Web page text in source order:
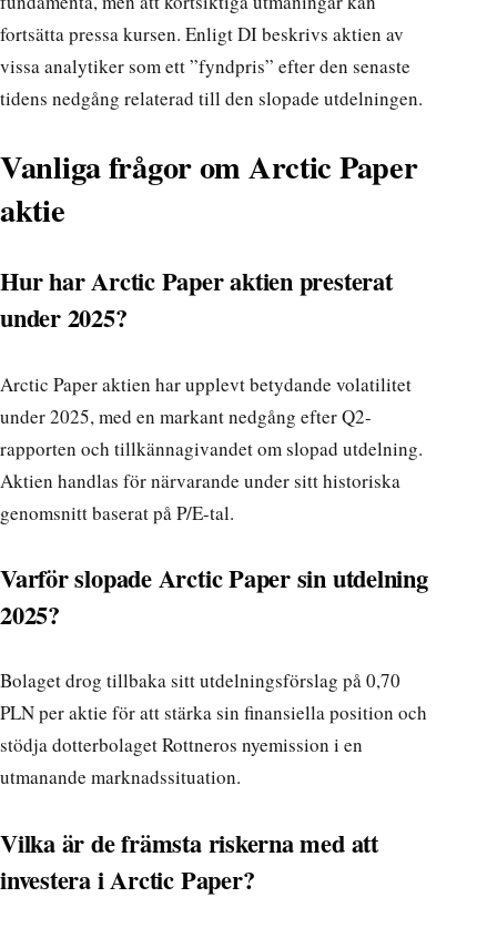
fortsätta pressa kursen. Enligt DIbeskrivs aktien av
vissa analytiker som ett ”fyndpris” efter den senaste
tidens nedgång relaterad till den slopade utdelningen.
Vanliga frågor om Arctic Paper
aktie
Hur har Arctic Paper aktien presterat
under 2025?
Arctic Paper aktien har upplevt betydande volatilitet
under 2025, med en markant nedgång efter Q2-
rapporten och tillkännagivandet om slopad utdelning.
Aktien handlas för närvarande under sitt historiska
genomsnitt baserat på P/E-tal.
Varför slopade Arctic Paper sin utdelning
2025?
Bolaget drog tillbaka sitt utdelningsförslag på 0,70
PLN per aktie för att stärka sin finansiella position och
stödja dotterbolaget Rottneros nyemission i en
utmanande marknadssituation.
Vilka är de främsta riskerna med att
investera i Arctic Paper?